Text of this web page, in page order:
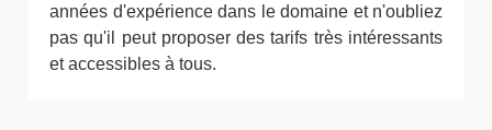
années d'expérience dans le domaine et n'oubliez
pas qu'il peut proposer des tarifs très intéressants
et accessibles à tous.